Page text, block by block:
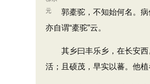
郭橐驼，不知始何名。病偻
亦自谓“橐驼”云。
其乡曰丰乐乡，在长安西
活；且硕茂，早实以蕃。他